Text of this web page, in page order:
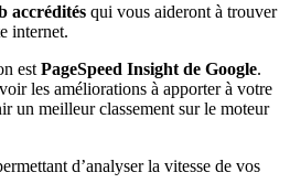
accrédités qui vous aideront à trouver
internet.
est PageSpeed Insight de Google.
les améliorations à apporter à votre
un meilleur classement sur le moteur
d’analyser la vitesse de vos